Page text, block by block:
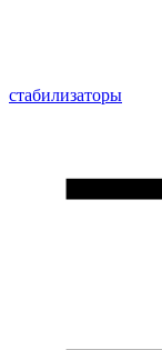
стабилизаторы